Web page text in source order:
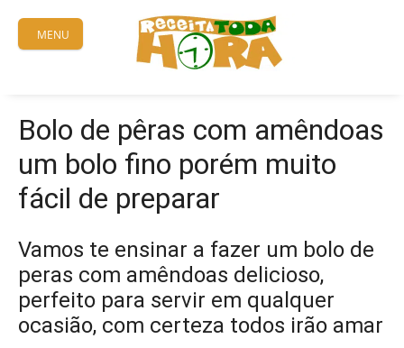
content
MENU
Bolo de pêras com amêndoas
um bolo fino porém muito
fácil de preparar
Vamos te ensinar a fazer um bolo de
peras com amêndoas delicioso,
perfeito para servir em qualquer
ocasião, com certeza todos irão amar